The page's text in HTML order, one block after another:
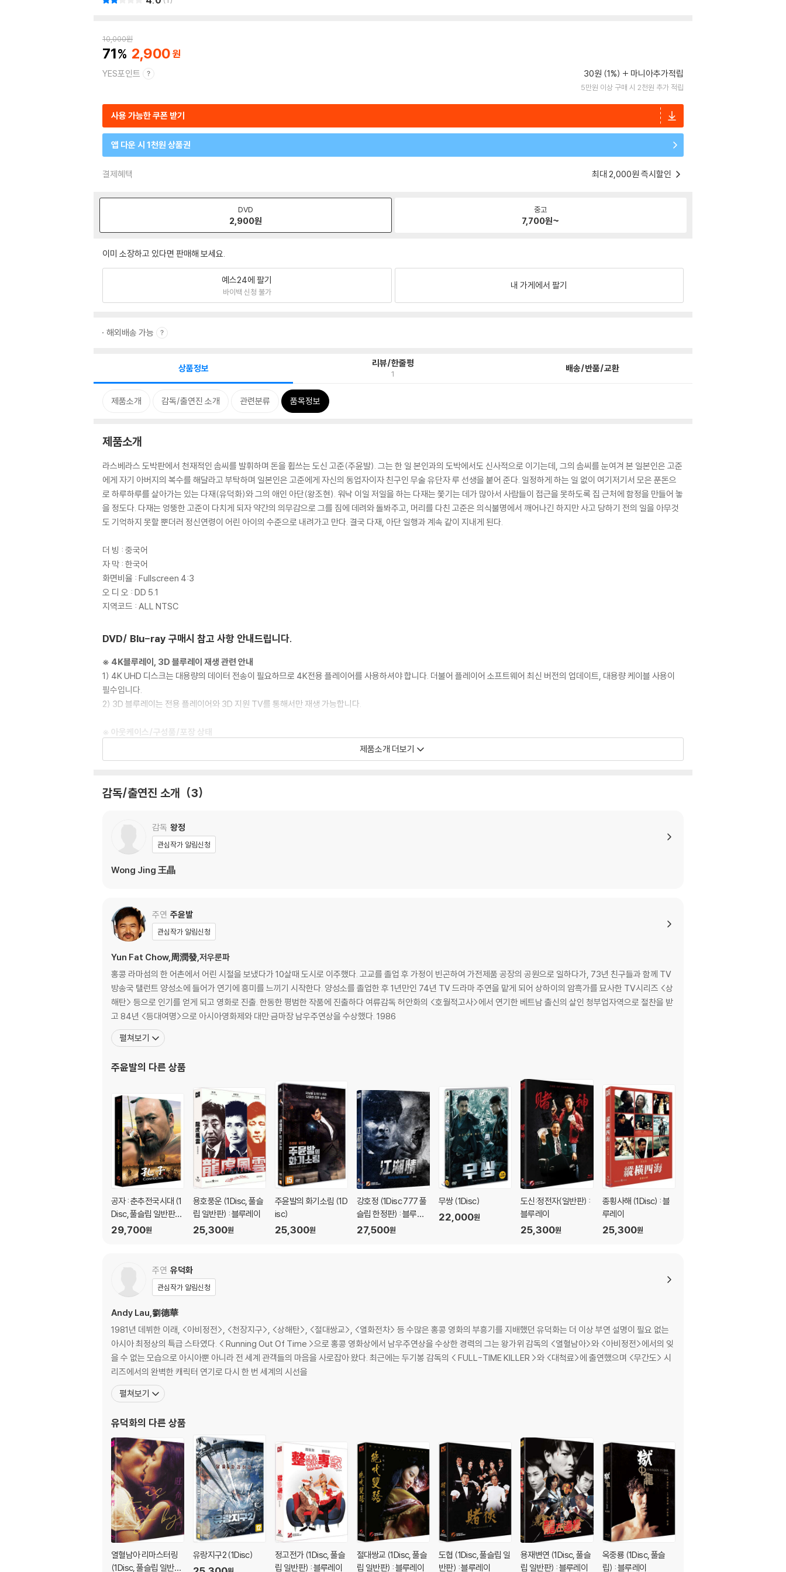
10,000원
71 2,900
YES포인트 30원 (1%) 마니아추가적립
5만원 이상 구매 시 2천원 추가 적립
사용 가능한 쿠폰 받기
앱 다운 시 1천원 상품권
결제혜택 최대 2,000원 즉시할인
DVD
2,900원
중고
7,700원~
이미 소장하고 있다면 판매해 보세요.
예스24에 팔기
바이백 신청 불가
내 가게에서 팔기
해외배송 가능
상품정보 리뷰/한줄평
1 배송/반품/교환
제품소개 감독/출연진 소개 관련분류 품목정보
제품소개
라스베라스 도박판에서 천재적인 솜씨를 발휘하며 돈을 휩쓰는 도신 고준(주윤발). 그는 한 일 본인과의 도박에서도 신사적으로 이기는데, 그의 솜씨를 눈여겨 본 일본인은 고준
에게 자기 아버지의 복수를 해달라고 부탁하며 일본인은 고준에게 자신의 동업자이자 친구인 무술 유단자 루 선생을 붙어 준다. 일정하게 하는 일 없이 여기저기서 모은 푼돈으
로 하루하루를 살아가는 있는 다재(유덕화)와 그의 애인 아단(왕조현). 워낙 이일 저일을 하는 다재는 쫓기는 데가 많아서 사람들이 접근을 못하도록 집 근처에 함정을 만들어 놓
을 정도다. 다재는 엉뚱한 고준이 다치게 되자 약간의 의무감으로 그를 짐에 데려와 돌봐주고, 머리를 다친 고준은 의식불명에서 깨어나긴 하지만 사고 당하기 전의 일을 아무것
도 기억하지 못할 뿐더러 정신연령이 어린 아이의 수준으로 내려가고 만다. 결국 다재, 아단 일행과 계속 같이 지내게 된다.
더 빙 : 중국어
자 막 : 한국어
화면비율 : Fullscreen 4:3
오 디 오 : DD 5.1
지역코드 : ALL NTSC
DVD/ Blu-ray 구매시 참고 사항 안내드립니다.
※ 4K블루레이, 3D 블루레이 재생 관련 안내
1) 4K UHD 디스크는 대용량의 데이터 전송이 필요하므로 4K전용 플레이어를 사용하셔야 합니다. 더불어 플레이어 소프트웨어 최신 버전의 업데이트, 대용량 케이블 사용이
필수입니다.
2) 3D 블루레이는 전용 플레이어와 3D 지원 TV를 통해서만 재생 가능합니다.
※ 아웃케이스/구성품/포장 상태
1) 제작/배송 과정에서 경미한 아웃케이스 주름, 모서리 눌림 및 갈라짐이 발생할 수 있습니다. 반품을 원하실 경우 미개봉 상태로 문의 부탁드립니다.
2) 스틸북 케이스 제작 과정에서 기포 혹은 경미한 인쇄 오류가 발생할 수 있습니다.
4) 본품 보호를 위해 노란색의 카톤 박스로 재포장한 경우, 카톤박스 손상에 의한 교환/반품은 불가합니다.
5) 아웃케이스/구성품/포장 상태 불량에 의한 교환/반품 신청시 불량 확인을 위해 개봉 시의 동영상을 요청할 수 있으며, 동영상이 없는 경우 교환/반품이 제한될 수 있습니다.
※ 디스크 재생 불량
1) 기기 문제로 인해 발생하는 재생 불량 현상에 대해서는 반품/교환이 불가하니 최신 소프트웨어로 업데이트된 DVD/BD 전용 기기에서 재생하실 것을 권유해 드립니다.
2) 정전기와 먼지로 인해 재생이 원활하지 않은 경우가 있습니다. 디스크를 마른 천으로 닦으시거나, DVD 클리너 등 전용 제품을 이용하면 대부분 해결됩니다.
3) 일부 PC 연결형 ODD의 경우 호환 상의 문제로 정상적인 디스크도 재생이 불가능한 경우가 있습니다. 독립형 전용 플레이어 사용을 권장드리며, ODD 사용으로 인한 재생 불
※ 디스크 외관 불량
디스크에 미세한 잔 흠집이 남아있거나 인쇄 면이 깨끗하지 않은 경우가 있으며, 상품의 불량이 아닙니다. 단, 재생에 이상이 있는 경우에는 불량으로 인한 반품/교환이 가능합니
※ 교환/반품 안내
1) 불량으로 인한 교환/반품 요청 시에는 불량 확인을 위해 개봉 시의 동영상을 요청할 수 있으며, 동영상이 없는 경우 교환/반품이 제한될 수 있습니다.
관련 사진과 동영상 및 재생 기기 모델명을 첨부하여 첨부하여 고객센터에 문의 바랍니다.
2) 사양 오인지, 오 구매, 변심 사유로의 반품은 제품 개봉 전에만 운임비 부담 후 처리 가능합니다.
3) 스틸북 한정판, 초회 한정판의 경우 제작 수량이 한정되어 있고, 택배 이동 과정에서의 손상이 발생하면, 재 판매가 어려우므로 신중한 구매 선택을 부탁드립니다.
4) 한정판 상품의 변심, 오구매로 인한 반품은 회송된 상품의 상태 확인 후 진행이 가능합니다. 택배 이동 중 파손이 발생하지 않도록 완충 포장을 부탁드립니다.
제품소개 더보기
감독/출연진 소개 3
감독 왕정
관심작가 알림신청
Wong Jing 王晶
주연 주윤발
관심작가 알림신청
Yun Fat Chow,周潤發,저우룬파
홍콩 라마섬의 한 어촌에서 어린 시절을 보냈다가 10살때 도시로 이주했다. 고교를 졸업 후 가정이 빈곤하여 가전제품 공장의 공원으로 일하다가, 73년 친구들과 함께 TV
방송국 탤런트 양성소에 들어가 연기에 흥미를 느끼기 시작한다. 양성소를 졸업한 후 1년만인 74년 TV 드라마 주연을 맡게 되어 상하이의 암흑가를 묘사한 TV시리즈 <상
해탄> 등으로 인기를 얻게 되고 영화로 진출. 한동한 평범한 작품에 진출하다 여류감독 허안화의 <호월적고사>에서 연기한 베트남 출신의 살인 청부업자역으로 절찬을 받
고 84년 <등대여명>으로 아시아영화제와 대만 금마장 남우주연상을 수상했다. 1986
펼쳐보기
주윤발의 다른 상품
공자 : 춘추전국시대 (1
Disc, 풀슬립 일반판) :
블루레이
29,700원
용호풍운 (1Disc, 풀슬
립 일반판) : 블루레이
25,300원
주윤발의 화기소림 (1D
isc)
25,300원
강호정 (1Disc 777 풀
슬립 한정판) : 블루레
이
27,500원
무쌍 (1Disc)
22,000원
도신:정전자(일반판) :
블루레이
25,300원
종횡사해 (1Disc) : 블
루레이
25,300원
주연 유덕화
관심작가 알림신청
Andy Lau,劉德華
1981년 데뷔한 이래, <아비정전>, <천장지구>, <상해탄>, <절대쌍교>, <열화전차> 등 수많은 홍콩 영화의 부흥기를 지배했던 유덕화는 더 이상 부연 설명이 필요 없는
아시아 최정상의 특급 스타였다. < Running Out Of Time >으로 홍콩 영화상에서 남우주연상을 수상한 경력의 그는 왕가위 감독의 <열혈남아>와 <아비정전>에서의 잊
을 수 없는 모습으로 아시아뿐 아니라 전 세계 관객들의 마음을 사로잡아 왔다. 최근에는 두기봉 감독의 < FULL-TIME KILLER >와 <대척료>에 출연했으며 <무간도> 시
리즈에서의 완벽한 캐릭터 연기로 다시 한 번 세계의 시선을
펼쳐보기
유덕화의 다른 상품
열혈남아 리마스터링
(1Disc, 풀슬립 일반
유랑지구2 (1Disc)
정고전가 (1Disc, 풀슬
립 일반판) : 블루레이
절대쌍교 (1Disc, 풀슬
립 일반판) : 블루레이
도협 (1Disc, 풀슬립 일
반판) : 블루레이
용재변연 (1Disc, 풀슬
립 일반판) : 블루레이
옥중룡 (1Disc, 풀슬
립) : 블루레이